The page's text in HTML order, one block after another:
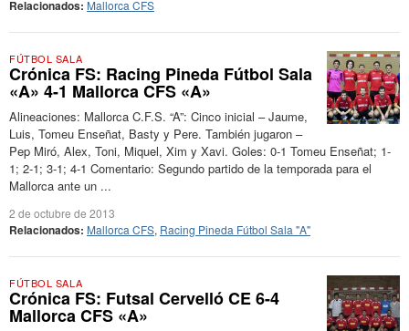
Relacionados: Mallorca CFS
FÚTBOL SALA
Crónica FS: Racing Pineda Fútbol Sala
«A» 4-1 Mallorca CFS «A»
Alineaciones: Mallorca C.F.S. “A”: Cinco inicial – Jaume,
Luis, Tomeu Enseñat, Basty y Pere. También jugaron –
Pep Miró, Alex, Toni, Miquel, Xim y Xavi. Goles: 0-1 Tomeu Enseñat; 1-
1; 2-1; 3-1; 4-1 Comentario: Segundo partido de la temporada para el
Mallorca ante un ...
2 de octubre de 2013
Relacionados: Mallorca CFS, Racing Pineda Fútbol Sala "A"
FÚTBOL SALA
Crónica FS: Futsal Cervelló CE 6-4
Mallorca CFS «A»